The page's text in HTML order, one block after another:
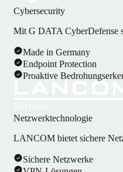
Cybersecurity
Mit G DATA CyberDefense
Made in Germany
Endpoint Protection
Proaktive
Netzwerktechnologie
LANCOM bietet sichere
Sichere Netzwerke